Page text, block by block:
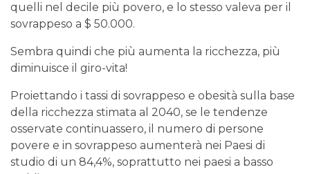
quelli nel decile più povero, e lo stesso valeva per il
sovrappeso a $ 50.000.
Sembra quindi che più aumenta la ricchezza, più
diminuisce il giro-vita!
Proiettando i tassi di sovrappeso e obesità sulla base
della ricchezza stimata al 2040, se le tendenze
osservate continuassero, il numero di persone
povere e in sovrappeso aumenterà nei Paesi di
studio di un 84,4%, soprattutto nei paesi a basso